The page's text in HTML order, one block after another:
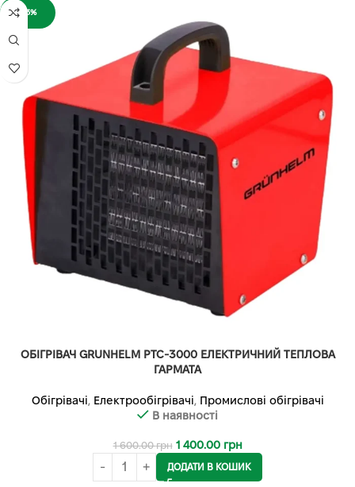
-13%
ОБІГРІВАЧ GRUNHELM PTC-3000 ЕЛЕКТРИЧНИЙ ТЕПЛОВА
ГАРМАТА
Обігрівачі, Електрообігрівачі, Промислові обігрівачі
В наявності
1 600.00грн 1 400.00 грн
ДОДАТИ В КОШИК